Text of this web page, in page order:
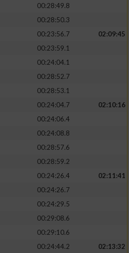
00:28:49.8
00:28:50.3
00:23:56.7
02:09:45
00:23:59.1
00:24:04.1
00:28:52.7
00:28:53.1
00:24:04.7
02:10:16
00:24:06.4
00:24:08.8
00:28:57.6
00:28:59.2
00:24:26.4
02:11:41
00:24:26.7
00:24:29.5
00:29:08.6
00:29:10.6
00:24:44.2
02:13:32